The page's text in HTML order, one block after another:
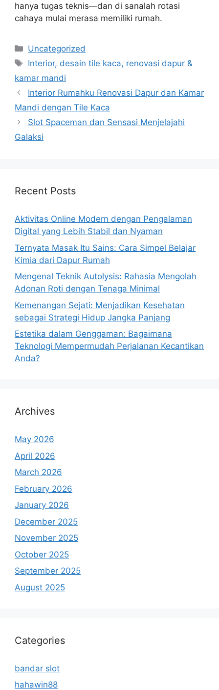
hanya tugas teknis—dan di sanalah rotasi
cahaya mulai merasa memiliki rumah.
Categories
Uncategorized
Tags
Interior, desain tile kaca, renovasi dapur &
kamar mandi
Interior Rumahku Renovasi Dapur dan Kamar
Mandi dengan Tile Kaca
Slot Spaceman dan Sensasi Menjelajahi
Galaksi
Recent Posts
Aktivitas Online Modern dengan Pengalaman
Digital yang Lebih Stabil dan Nyaman
Ternyata Masak Itu Sains: Cara Simpel Belajar
Kimia dari Dapur Rumah
Mengenal Teknik Autolysis: Rahasia Mengolah
Adonan Roti dengan Tenaga Minimal
Kemenangan Sejati: Menjadikan Kesehatan
sebagai Strategi Hidup Jangka Panjang
Estetika dalam Genggaman: Bagaimana
Teknologi Mempermudah Perjalanan Kecantikan
Anda?
Archives
May 2026
April 2026
March 2026
February 2026
January 2026
December 2025
November 2025
October 2025
September 2025
August 2025
Categories
bandar slot
hahawin88